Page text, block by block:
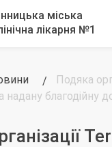
Подяка
надану благодійну